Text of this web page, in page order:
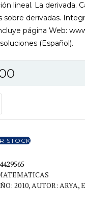
lineal. La derivada.
sobre derivadas.
página Web:
(Español).
STOCK
2010,AUTOR: ARYA,